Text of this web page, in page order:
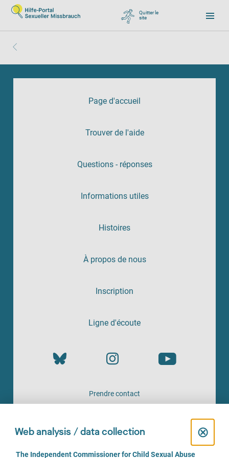
Quitter le
site, zu Google wechseln
Page d'accueil
Trouver de l'aide
Questions - réponses
Informations utiles
Histoires
À propos de nous
Inscription
Ligne d'écoute
Prendre contact
UN SERVICE PROPOSÉ PAR
Web analysis / data collection ⊗
C
l
C
The Independent Commissioner for Child Sexual Abuse